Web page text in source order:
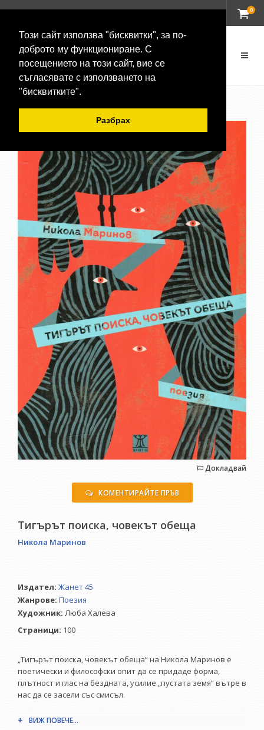
Този сайт използва "бисквитки", за по-
доброто му функциониране. С
посещението на този сайт, вие се
съгласявате с използването на
"бисквитките".
Разбрах
0
-20 %
Докладвай
КОМЕНТИРАЙТЕ ПРЪВ
Тигърът поиска, човекът обеща
Никола Маринов
Издател: Жанет 45
Жанрове: Поезия
Художник: Люба Халева
Страници: 100
„Тигърът поиска, човекът обеща“ на Никола Маринов е
поетически и философски опит да се придаде форма,
плътност и глас на бездната, усилие „пустата земя“ вътре в
нас да се засели със смисъл.
Читателят се пита какъв е този свят, който е описан –
ВИЖ ПОВЕЧЕ...